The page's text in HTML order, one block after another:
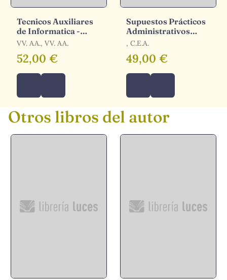
Tecnicos Auxiliares
de Informatica -
Bloque Iii ( Temario y
Supuestos Practicos)
VV. AA., VV. AA.
52,00 €
Supuestos Prácticos
Administrativos
Administración del
Estado. Promoción
Interna
, C.E.A.
49,00 €
Otros libros del autor